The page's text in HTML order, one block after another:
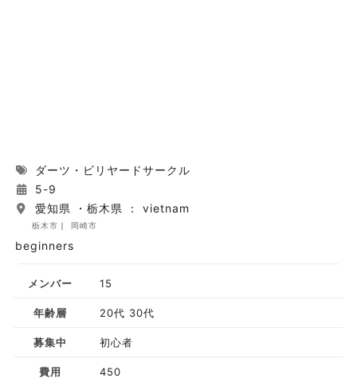
ダーツ・ビリヤードサークル
5-9
愛知県 ・栃木県 ： vietnam
栃木市 岡崎市
beginners
メンバー 15
年齢層 20代 30代
募集中 初心者
費用 450